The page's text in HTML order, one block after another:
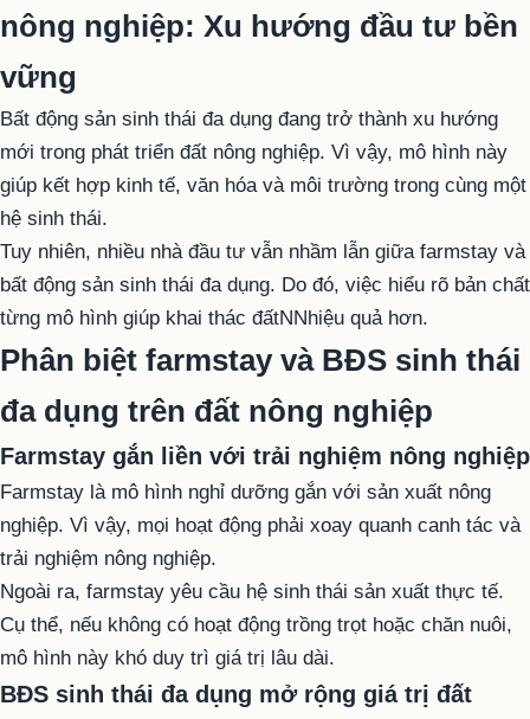
nông nghiệp: Xu hướng đầu tư bền
vững
Bất động sản sinh thái đa dụng đang trở thành xu hướng
mới trong phát triển đất nông nghiệp. Vì vậy, mô hình này
giúp kết hợp kinh tế, văn hóa và môi trường trong cùng một
hệ sinh thái.
Tuy nhiên, nhiều nhà đầu tư vẫn nhầm lẫn giữa farmstay và
bất động sản sinh thái đa dụng. Do đó, việc hiểu rõ bản chất
từng mô hình giúp khai thác đấtNNhiệu quả hơn.
Phân biệt farmstay và BĐS sinh thái
đa dụng trên đất nông nghiệp
Farmstay gắn liền với trải nghiệm nông nghiệp
Farmstay là mô hình nghỉ dưỡng gắn với sản xuất nông
nghiệp. Vì vậy, mọi hoạt động phải xoay quanh canh tác và
trải nghiệm nông nghiệp.
Ngoài ra, farmstay yêu cầu hệ sinh thái sản xuất thực tế.
Cụ thể, nếu không có hoạt động trồng trọt hoặc chăn nuôi,
mô hình này khó duy trì giá trị lâu dài.
BĐS sinh thái đa dụng mở rộng giá trị đất